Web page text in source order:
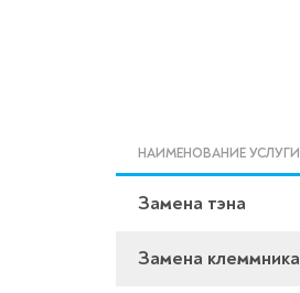
НАИМЕНОВАНИЕ УСЛУГИ
Замена тэна
Замена клеммника